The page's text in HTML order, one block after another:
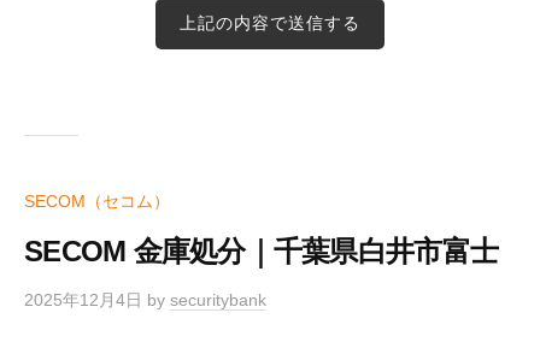
SECOM（セコム）
SECOM 金庫処分｜千葉県白井市富士
2025年12月4日 by securitybank